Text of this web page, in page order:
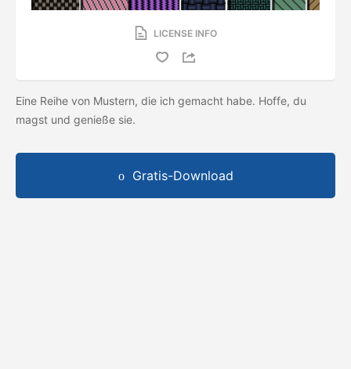
LICENSE INFO
Eine Reihe von Mustern, die ich gemacht habe. Hoffe, du
magst und genieße sie.
Gratis-Download